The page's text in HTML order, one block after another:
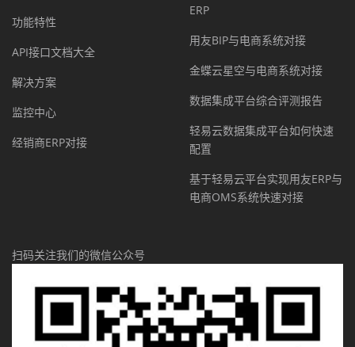
功能特性
API接口文档大全
解决方案
监控中心
经销商ERP对接
ERP
用友BIP与电商系统对接
金蝶云星空与电商系统对接
数据集成平台综合评测报告
轻易云数据集成平台如何快速
配置
基于轻易云平台实现用友ERP与
电商OMS系统快速对接
扫码关注我们的微信公众号